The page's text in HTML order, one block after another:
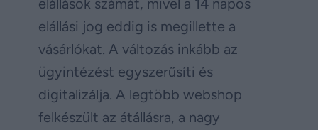
elállások számát, mivel a 14 napos
elállási jog eddig is megillette a
vásárlókat. A változás inkább az
ügyintézést egyszerűsíti és
digitalizálja. A legtöbb webshop
felkészült az átállásra, a nagy